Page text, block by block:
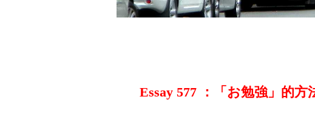
Essay 577 ：「お勉強」的方